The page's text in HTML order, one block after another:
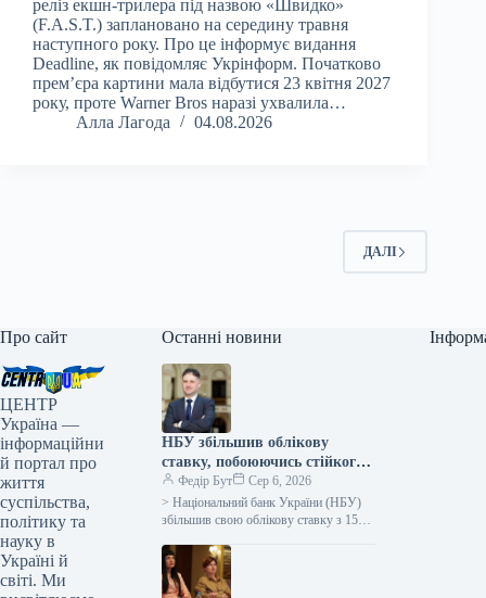
реліз екшн-трилера під назвою «Швидко»
(F.A.S.T.) заплановано на середину травня
наступного року. Про це інформує видання
Deadline, як повідомляє Укрінформ. Початково
прем’єра картини мала відбутися 23 квітня 2027
року, проте Warner Bros наразі ухвалила…
Алла Лагода
04.08.2026
ДАЛІ
Про сайт
ЦЕНТР
Україна —
інформаційни
й портал про
життя
суспільства,
політику та
науку в
Україні й
світі. Ми
Останні новини
НБУ збільшив облікову
ставку, побоюючись стійкого
зростання цін –
Лепушинський
Федір Бут
Сер 6, 2026
> Національний банк України (НБУ)
збільшив свою облікову ставку з 15%
фундаментального цінового тиску та…